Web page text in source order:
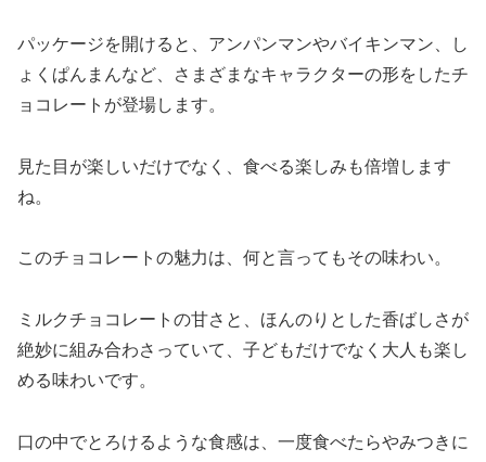
パッケージを開けると、アンパンマンやバイキンマン、し
ょくぱんまんなど、さまざまなキャラクターの形をしたチ
ョコレートが登場します。
見た目が楽しいだけでなく、食べる楽しみも倍増します
ね。
このチョコレートの魅力は、何と言ってもその味わい。
ミルクチョコレートの甘さと、ほんのりとした香ばしさが
絶妙に組み合わさっていて、子どもだけでなく大人も楽し
める味わいです。
口の中でとろけるような食感は、一度食べたらやみつきに